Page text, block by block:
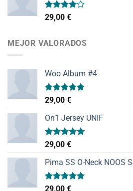
Valorado
con
29,00 €
MEJOR VALORADOS
Woo Album #4
Valorado
con
de 5
29,00 €
On1 Jersey UNIF
Valorado
con
de 5
29,00 €
Pima SS O-Neck NOOS
Valorado
29,00 €